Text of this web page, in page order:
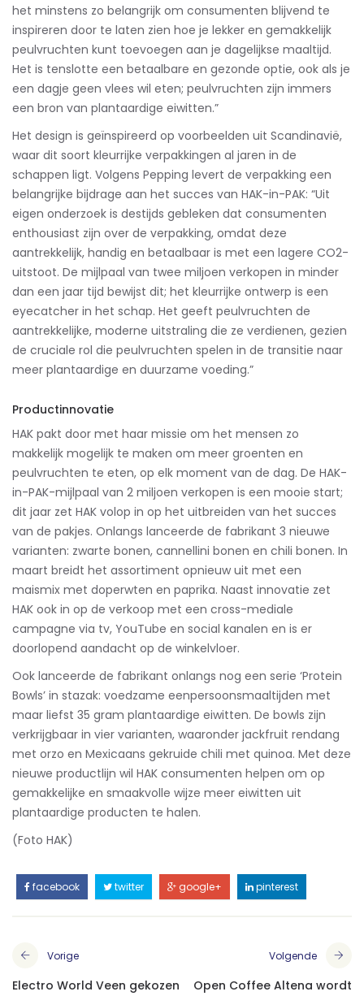
het minstens zo belangrijk om consumenten blijvend te
inspireren door te laten zien hoe je lekker en gemakkelijk
peulvruchten kunt toevoegen aan je dagelijkse maaltijd.
Het is tenslotte een betaalbare en gezonde optie, ook als je
een dagje geen vlees wil eten; peulvruchten zijn immers
een bron van plantaardige eiwitten.”
Het design is geïnspireerd op voorbeelden uit Scandinavië,
waar dit soort kleurrijke verpakkingen al jaren in de
schappen ligt. Volgens Pepping levert de verpakking een
belangrijke bijdrage aan het succes van HAK-in-PAK: “Uit
eigen onderzoek is destijds gebleken dat consumenten
enthousiast zijn over de verpakking, omdat deze
aantrekkelijk, handig en betaalbaar is met een lagere CO2-
uitstoot. De mijlpaal van twee miljoen verkopen in minder
dan een jaar tijd bewijst dit; het kleurrijke ontwerp is een
eyecatcher in het schap. Het geeft peulvruchten de
aantrekkelijke, moderne uitstraling die ze verdienen, gezien
de cruciale rol die peulvruchten spelen in de transitie naar
meer plantaardige en duurzame voeding.”
Productinnovatie
HAK pakt door met haar missie om het mensen zo
makkelijk mogelijk te maken om meer groenten en
peulvruchten te eten, op elk moment van de dag. De HAK-
in-PAK-mijlpaal van 2 miljoen verkopen is een mooie start;
dit jaar zet HAK volop in op het uitbreiden van het succes
van de pakjes. Onlangs lanceerde de fabrikant 3 nieuwe
varianten: zwarte bonen, cannellini bonen en chili bonen. In
maart breidt het assortiment opnieuw uit met een
maismix met doperwten en paprika. Naast innovatie zet
HAK ook in op de verkoop met een cross-mediale
campagne via tv, YouTube en social kanalen en is er
doorlopend aandacht op de winkelvloer.
Ook lanceerde de fabrikant onlangs nog een serie ‘Protein
Bowls’ in stazak: voedzame eenpersoonsmaaltijden met
maar liefst 35 gram plantaardige eiwitten. De bowls zijn
verkrijgbaar in vier varianten, waaronder jackfruit rendang
met orzo en Mexicaans gekruide chili met quinoa. Met deze
nieuwe productlijn wil HAK consumenten helpen om op
gemakkelijke en smaakvolle wijze meer eiwitten uit
plantaardige producten te halen.
(Foto HAK)
facebook twitter google+ pinterest
Vorige
Electro World Veen gekozen
Volgende
Open Coffee Altena wordt